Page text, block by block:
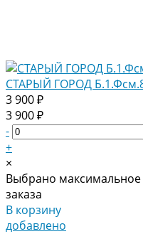
СТАРЫЙ ГОРОД
3 900 ₽
3 900 ₽
-
+
×
Выбрано максимальное
заказа
В корзину
добавлено